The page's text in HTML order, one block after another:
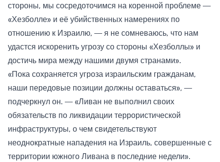
стороны, мы сосредоточимся на коренной проблеме —
«Хезболле» и её убийственных намерениях по
отношению к Израилю, — я не сомневаюсь, что нам
удастся искоренить угрозу со стороны «Хезболлы» и
достичь мира между нашими двумя странами».
«Пока сохраняется угроза израильским гражданам,
наши передовые позиции должны оставаться», —
подчеркнул он. — «Ливан не выполнил своих
обязательств по ликвидации террористической
инфраструктуры, о чем свидетельствуют
неоднократные нападения на Израиль, совершенные с
территории южного Ливана в последние недели».